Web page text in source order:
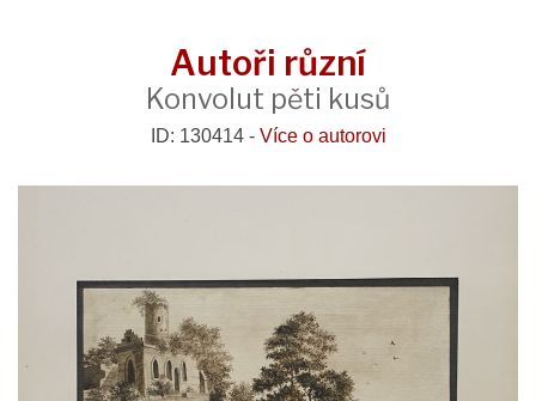
Autoři různí
Konvolut pěti kusů
ID: 130414 - Více o autorovi